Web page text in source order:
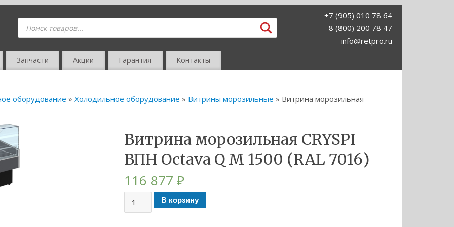
+7 (905) 010 78 64
8 (800) 200 78 47
info@retpro.ru
Запчасти Акции Гарантия Контакты
оборудование » Холодильное оборудование » Витрины морозильные » Витрина морозильная
Витрина морозильная CRYSPI
ВПН Octava Q М 1500 (RAL 7016)
116 877 ₽
В корзину